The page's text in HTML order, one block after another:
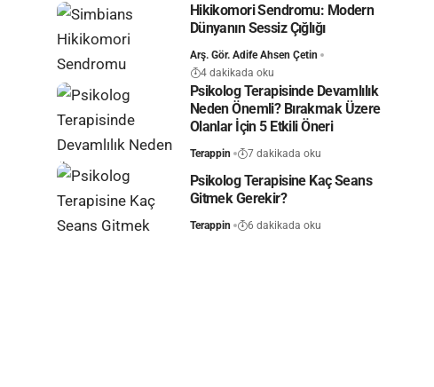
Hikikomori Sendromu: Modern
Dünyanın Sessiz Çığlığı
Arş. Gör. Adife Ahsen Çetin
4 dakikada oku
Psikolog Terapisinde Devamlılık
Neden Önemli? Bırakmak Üzere
Olanlar İçin 5 Etkili Öneri
Terappin 7 dakikada oku
Psikolog Terapisine Kaç Seans
Gitmek Gerekir?
Terappin 6 dakikada oku